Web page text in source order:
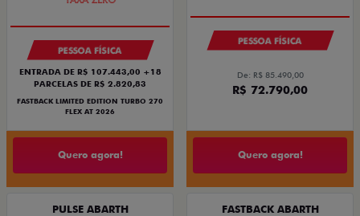
PESSOA FÍSICA
ENTRADA DE R$ 107.443,00 +18
PARCELAS DE R$ 2.820,83
FASTBACK LIMITED EDITION TURBO 270
FLEX AT 2026
Quero agora!
PESSOA FÍSICA
De: R$ 85.490,00
R$ 72.790,00
Quero agora!
PULSE ABARTH FASTBACK ABARTH